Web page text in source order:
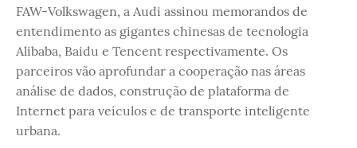
FAW-Volkswagen, a Audi assinou memorandos de
entendimento as gigantes chinesas de tecnologia
Alibaba, Baidu e Tencent respectivamente. Os
parceiros vão aprofundar a cooperação nas áreas
análise de dados, construção de plataforma de
Internet para veículos e de transporte inteligente
urbana.